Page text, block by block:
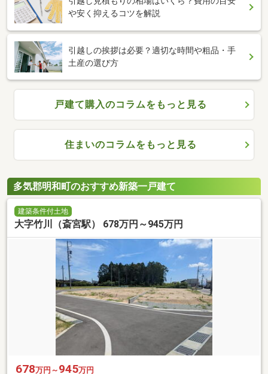
や安く抑えるコツを解説
引越しの挨拶は必要？適切な時間や粗品・手
土産の選び方
戸建て購入のコラムをもっと見る
住まいのコラムをもっと見る
多気郡明和町のおすすめ新築一戸建て
建築条件付土地
大字竹川（斎宮駅） 678万円～945万円
678万円～ 945万円